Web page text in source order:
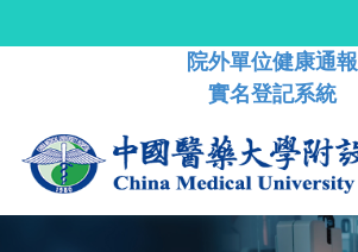
院外單位健康通報
實名登記系統